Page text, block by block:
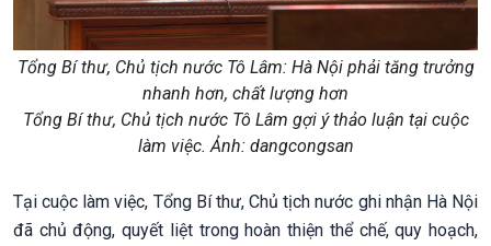
Tổng Bí thư, Chủ tịch nước Tô Lâm: Hà Nội phải tăng trưởng
nhanh hơn, chất lượng hơn
Tổng Bí thư, Chủ tịch nước Tô Lâm gợi ý thảo luận tại cuộc
làm việc. Ảnh: dangcongsan
Tại cuộc làm việc, Tổng Bí thư, Chủ tịch nước ghi nhận Hà Nội
đã chủ động, quyết liệt trong hoàn thiện thể chế, quy hoạch,